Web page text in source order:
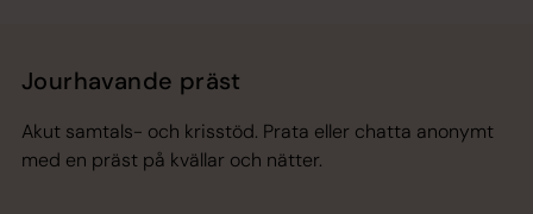
Jourhavande präst
Akut samtals- och krisstöd. Prata eller chatta anonymt
med en präst på kvällar och nätter.